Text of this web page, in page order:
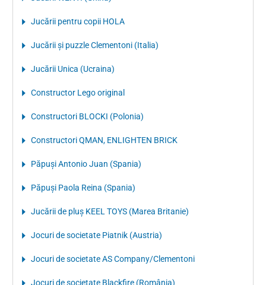
Jucării pentru copii HOLA
Jucării și puzzle Clementoni (Italia)
Jucării Unica (Ucraina)
Constructor Lego original
Constructori BLOCKI (Polonia)
Constructori QMAN, ENLIGHTEN BRICK
Păpuși Antonio Juan (Spania)
Păpuși Paola Reina (Spania)
Jucării de pluș KEEL TOYS (Marea Britanie)
Jocuri de societate Piatnik (Austria)
Jocuri de societate AS Company/Clementoni
Jocuri de societate Blackfire (România)